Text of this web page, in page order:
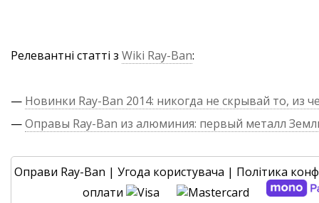
Релевантні статті з Wiki Ray-Ban:
— Новинки Ray-Ban 2014: никогда не скрывай то, из
—Оправы Ray-Ban из алюминия: первый металл
Оправи Ray-Ban | Угода користувача | Політика
оплати